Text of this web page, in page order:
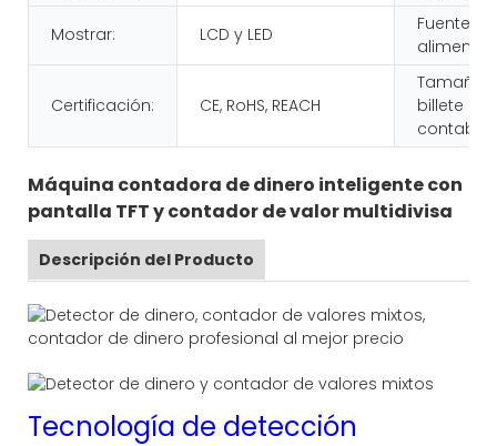
Mostrar: LCD y LED
Fuente de
Certificación: CE, RoHS, REACH
Tamaño
billete
contable:
Máquina contadora de dinero inteligente con
pantalla TFT y contador de valor multidivisa
Descripción del Producto
Tecnología de detección